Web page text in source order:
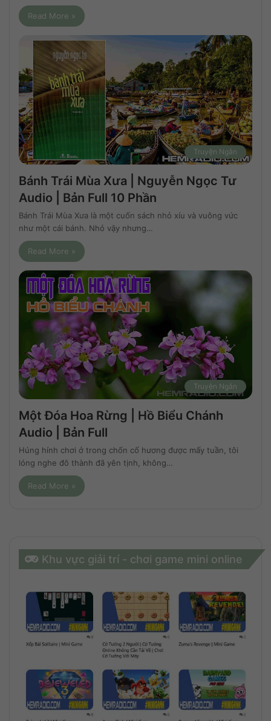
Read More »
Truyện Ngắn
Bánh Trái Mùa Xưa | Nguyễn Ngọc Tư
Audio | Bản Full 10 Phần
Bánh Trái Mùa Xưa là một cuốn sách nhỏ xíu và vuông vức
như một cái bánh. Nhỏ vậy nhưng…
Read More »
Truyện Ngắn
Một Đóa Hoa Rừng | Hồ Biểu Chánh
Audio | Bản Full
Húng hính chơi ở trong chốn cố hương được mấy tuần, tôi
lóng nghe đô thành đã yên tịnh, không…
Read More »
Khu vực giải trí - chơi game mini online